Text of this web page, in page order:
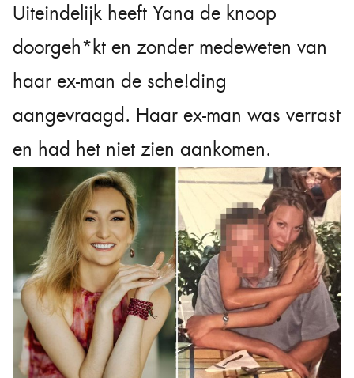
Uiteindelijk heeft Yana de knoop
doorgeh*kt en zonder medeweten van
haar ex-man de sche!ding
aangevraagd. Haar ex-man was verrast
en had het niet zien aankomen.